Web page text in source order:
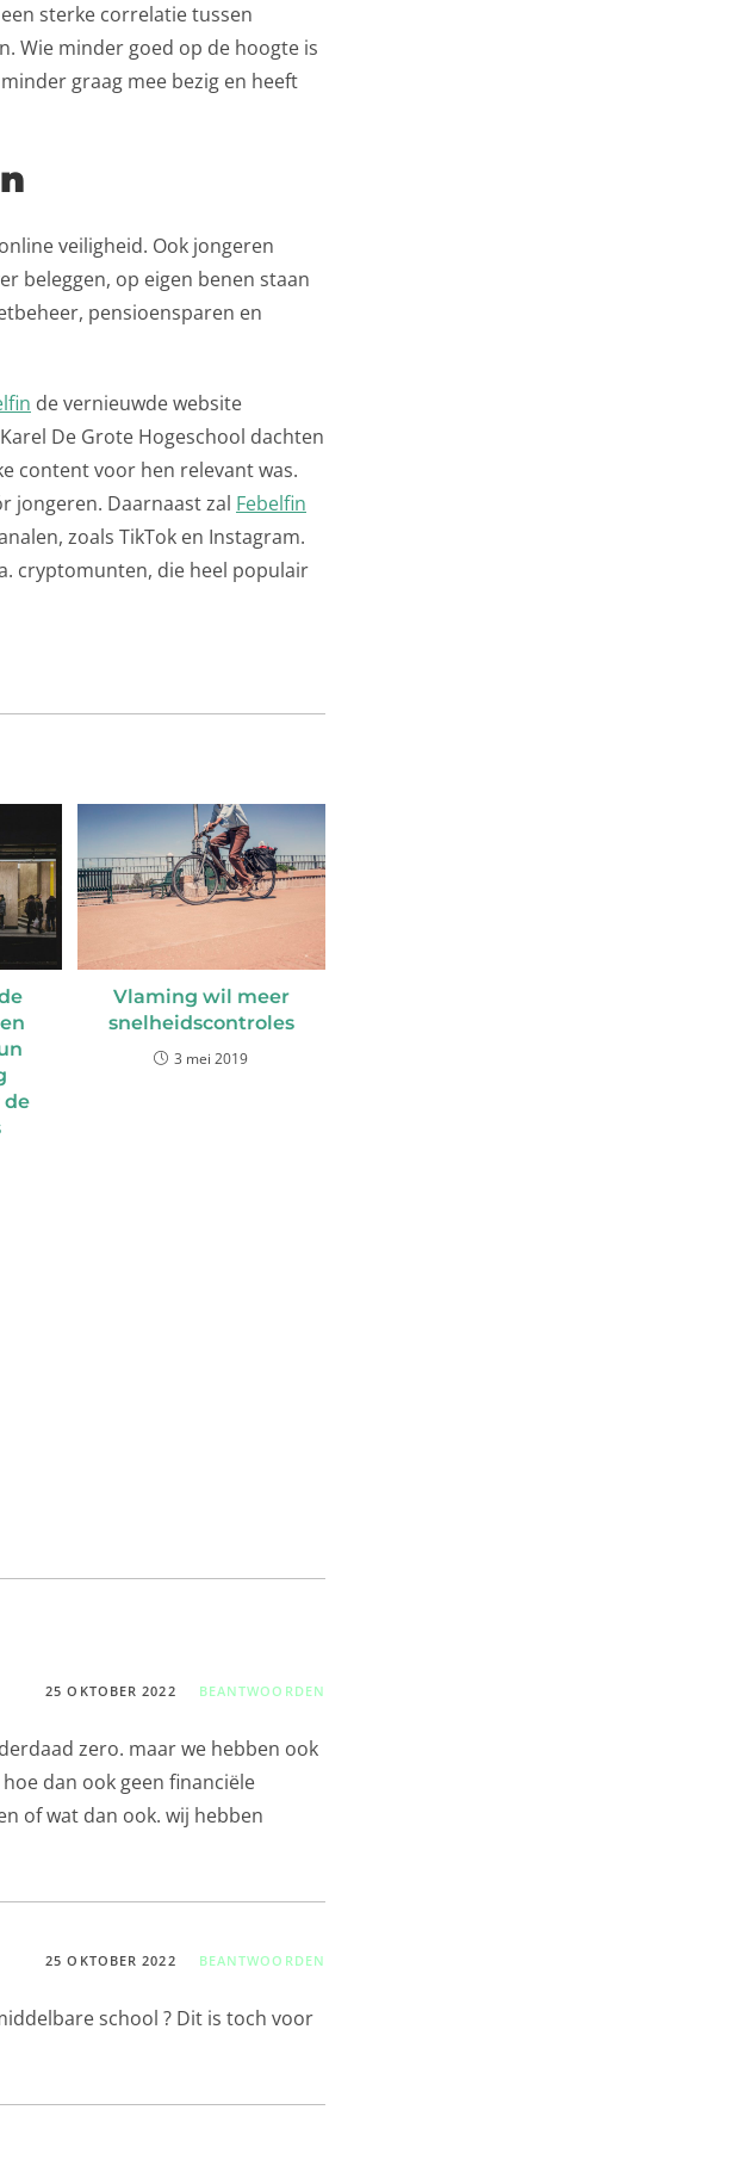
sterke correlatie tussen
Wie minder goed op de hoogte is
graag mee bezig en heeft
veiligheid. Ook jongeren
beleggen, op eigen benen staan
pensioensparen en
de vernieuwde website
De Grote Hogeschool dachten
content voor hen relevant was.
jongeren. Daarnaast zal Febelfin
zoals TikTok en Instagram.
cryptomunten, die heel populair
de
Vlaming wil meer
snelheidscontroles
3 mei 2019
25 OKTOBER 2022 BEANTWOORDEN
zero. maar we hebben ook
dan ook geen financiële
of wat dan ook. wij hebben
25 OKTOBER 2022 BEANTWOORDEN
school ? Dit is toch voor